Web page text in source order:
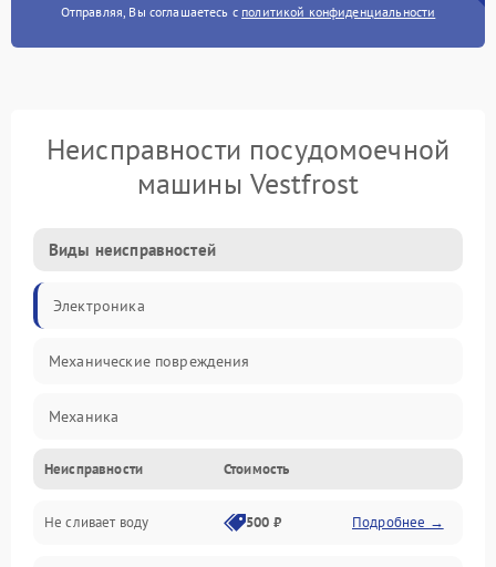
Отправляя, Вы соглашаетесь с политикой конфиденциальности
Неисправности посудомоечной
машины Vestfrost
Виды неисправностей
Электроника
Механические повреждения
Механика
Управление
Электропитание
Неисправности Стоимость
Не сливает воду 500 ₽ Подробнее →